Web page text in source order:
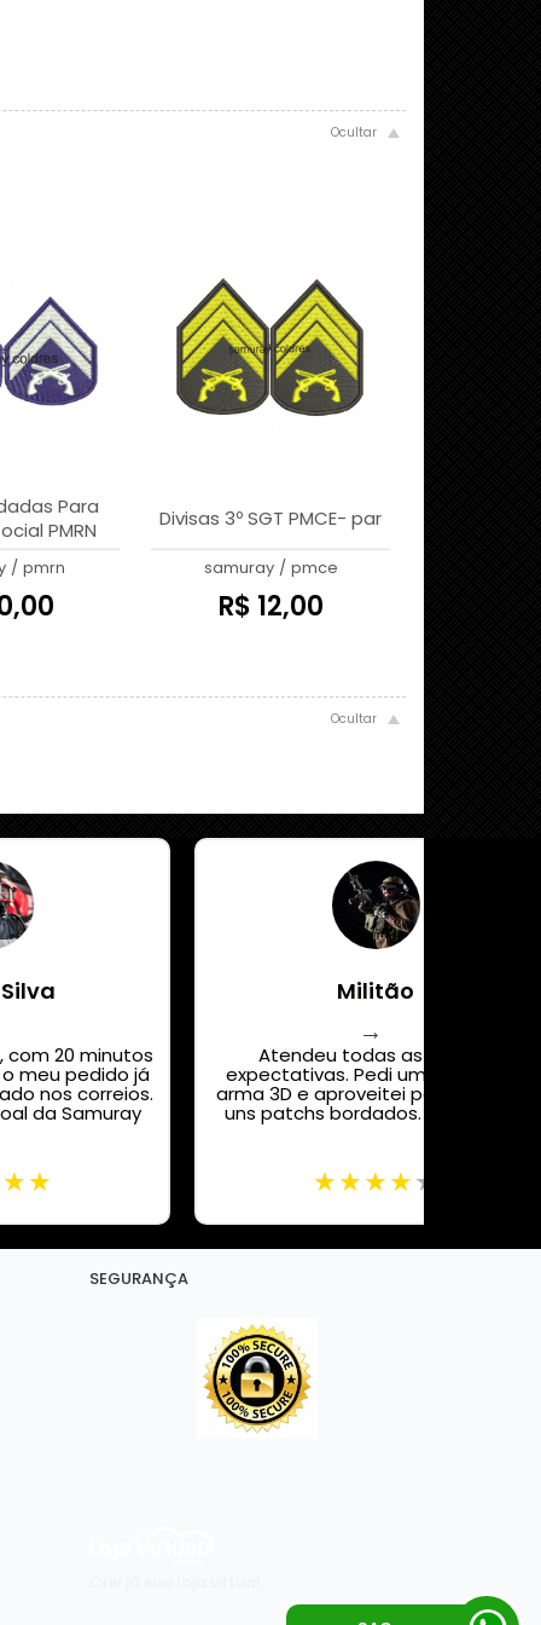
Para
PMRN
/ pmrn
Divisas 3º SGT PMCE- par
samuray / pmce
R$ 12,00
com 20 minutos
meu pedido já
nos correios.
da Samuray
Militão
Atendeu todas as minhas
expectativas. Pedi um quadro de
arma 3D e aproveitei para comprar
uns patchs bordados. Tudo certo
SEGURANÇA